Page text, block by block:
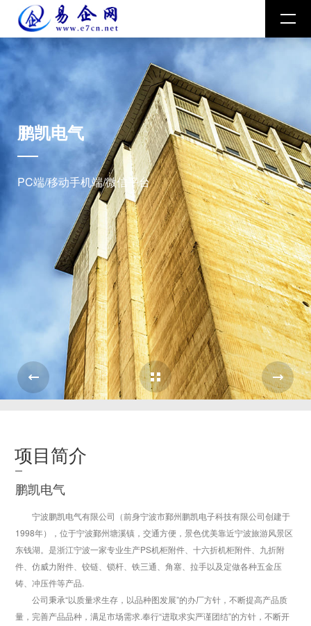
鹏凯电气
PC端/移动手机端/微信平台
Case Overview
项目简介
鹏凯电气
宁波鹏凯电气有限公司（前身宁波市鄞州鹏凯电子科技有限公司创建于
1998年），位于宁波鄞州塘溪镇，交通方便，景色优美靠近宁波旅游风景区
东钱湖。是浙江宁波一家专业生产PS机柜附件、十六折机柜附件、九折附
件、仿威力附件、铰链、锁杆、铁三通、角塞、拉手以及定做各种五金压
铸、冲压件等产品.
公司秉承“以质量求生存，以品种图发展”的办厂方针，不断提高产品质
量，完善产品品种，满足市场需求.奉行“进取求实严谨团结”的方针，不断开